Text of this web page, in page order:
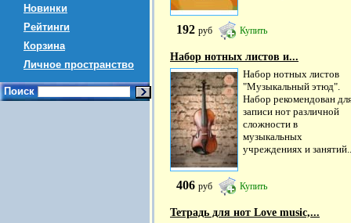
Новинки
Рейтинги
Корзина
Личное пространство
Поиск
192 руб Купить
Набор нотных листов и...
Набор нотных листов
"Музыкальный этюд".
Набор рекомендован
записи нот различной
сложности в
музыкальных
учреждениях и
406 руб Купить
Тетрадь для нот Love music,...